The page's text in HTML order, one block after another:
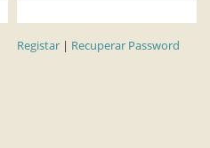
Registar | Recuperar Password